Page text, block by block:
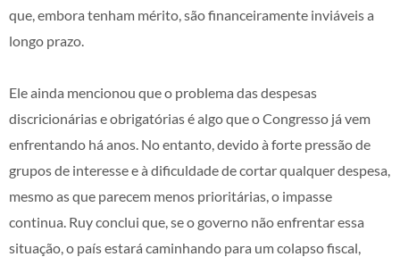
que, embora tenham mérito, são financeiramente inviáveis a
longo prazo.
Ele ainda mencionou que o problema das despesas
discricionárias e obrigatórias é algo que o Congresso já vem
enfrentando há anos. No entanto, devido à forte pressão de
grupos de interesse e à dificuldade de cortar qualquer despesa,
mesmo as que parecem menos prioritárias, o impasse
continua. Ruy conclui que, se o governo não enfrentar essa
situação, o país estará caminhando para um colapso fiscal,